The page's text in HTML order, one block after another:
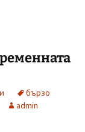
бързо
admin